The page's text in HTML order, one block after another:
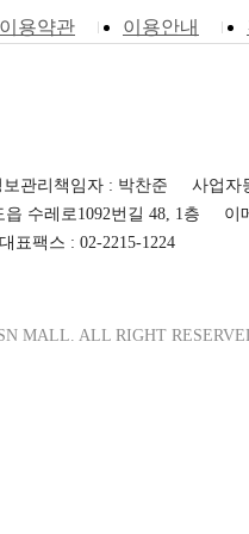
이용약관 이용안내
보관리책임자 : 박찬준 사업자
수레로1092번길 48, 1층
이
대표팩스 : 02-2215-1224
MALL. ALL RIGHT